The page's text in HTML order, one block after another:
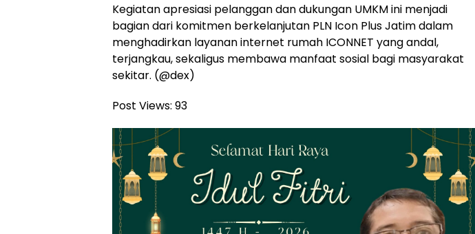
Kegiatan apresiasi pelanggan dan dukungan UMKM ini menjadi
bagian dari komitmen berkelanjutan PLN Icon Plus Jatim dalam
menghadirkan layanan internet rumah ICONNET yang andal,
terjangkau, sekaligus membawa manfaat sosial bagi masyarakat
sekitar. (@dex)
Post Views: 93